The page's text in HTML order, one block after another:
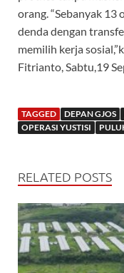
orang. “Sebanyak 13
denda dengan
memilih kerja
Fitrianto, Sabtu,19
TAGGED DEPAN GJOS
OPERASI YUSTISI
RELATED POSTS